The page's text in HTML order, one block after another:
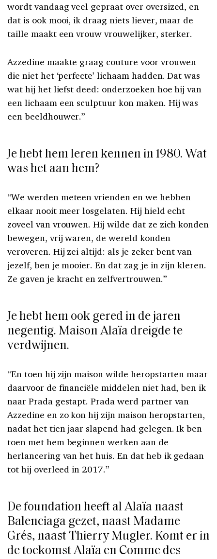
wordt vandaag veel gepraat over oversized, en
dat is ook mooi, ik draag niets liever, maar de
taille maakt een vrouw vrouwelijker, sterker.
Azzedine maakte graag couture voor vrouwen
die niet het ‘perfecte’ lichaam hadden. Dat was
wat hij het liefst deed: onderzoeken hoe hij van
een lichaam een sculptuur kon maken. Hij was
een beeldhouwer.”
Je hebt hem leren kennen in 1980. Wat
was het aan hem?
“We werden meteen vrienden en we hebben
elkaar nooit meer losgelaten. Hij hield echt
zoveel van vrouwen. Hij wilde dat ze zich konden
bewegen, vrij waren, de wereld konden
veroveren. Hij zei altijd: als je zeker bent van
jezelf, ben je mooier. En dat zag je in zijn kleren.
Ze gaven je kracht en zelfvertrouwen.”
Je hebt hem ook gered in de jaren
negentig. Maison Alaïa dreigde te
verdwijnen.
“En toen hij zijn maison wilde heropstarten maar
daarvoor de financiële middelen niet had, ben ik
naar Prada gestapt. Prada werd partner van
Azzedine en zo kon hij zijn maison heropstarten,
nadat het tien jaar slapend had gelegen. Ik ben
toen met hem beginnen werken aan de
herlancering van het huis. En dat heb ik gedaan
tot hij overleed in 2017.”
De foundation heeft al Alaïa naast
Balenciaga gezet, naast Madame
Grés, naast Thierry Mugler. Komt er in
de toekomst Alaïa en Comme des